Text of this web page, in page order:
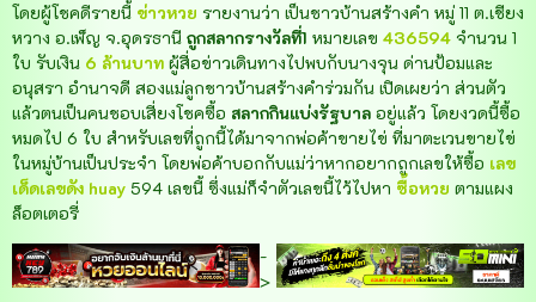
โดยผู้โชคดีรายนี้ ข่าวหวย รายงานว่า เป็นชาวบ้านสร้างคำ หมู่ 11 ต.เชียง
หวาง อ.เพ็ญ จ.อุดรธานี ถูกสลากรางวัลที่1 หมายเลข 436594 จำนวน 1
ใบ รับเงิน 6 ล้านบาท ผู้สื่อข่าวเดินทางไปพบกับนางจุน ด่านป้อมและ
อนุสรา อำนาจดี สองแม่ลูกชาวบ้านสร้างคำร่วมกัน เปิดเผยว่า ส่วนตัว
แล้วตนเป็นคนชอบเสี่ยงโชคซื้อ สลากกินแบ่งรัฐบาล อยู่แล้ว โดยงวดนี้ซื้อ
หมดไป 6 ใบ สำหรับเลขที่ถูกนี้ได้มาจากพ่อค้าขายไข่ ที่มาตะเวนขายไข่
ในหมู่บ้านเป็นประจำ โดยพ่อค้าบอกกับแม่ว่าหากอยากถูกเลขให้ซื้อ เลข
เด็ดเลขดัง huay 594 เลขนี้ ซึ่งแม่ก็จำตัวเลขนี้ไว้ไปหา ซื้อหวย ตามแผง
ล็อตเตอรี่
-
>